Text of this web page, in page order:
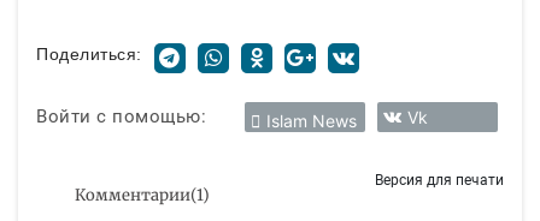
Поделиться:
Войти с помощью: Islam News Vk
Комментарии(1)
Версия для печати